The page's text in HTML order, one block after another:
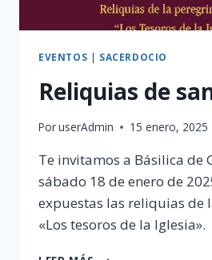
EVENTOS | SACERDOCIO
Reliquias de
PoruserAdmin 15 enero, 2025
Te invitamos a Básilica de
sábado 18 de enero de
expuestas las reliquias de
«Los tesoros de la Iglesia».
RELIQUIAS